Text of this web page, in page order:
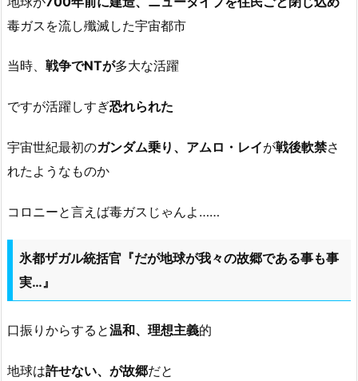
毒ガスを流し殲滅した宇宙都市
当時、 戦争でNTが多大な活躍
ですが活躍しすぎ恐れられた
宇宙世紀最初のガンダム乗り、 アムロ・レイが戦後軟禁さ
れたようなものか
コロニーと言えば毒ガスじゃんよ……
氷都ザガル統括官『だが地球が我々の故郷である事も事
実…』
口振りからすると温和、理想主義的
地球は許せない、が故郷だと